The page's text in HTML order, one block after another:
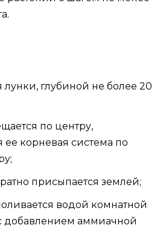
глубиной не более 20
по центру,
ее корневая система по
присыпается землей;
водой комнатной
добавлением аммиачной